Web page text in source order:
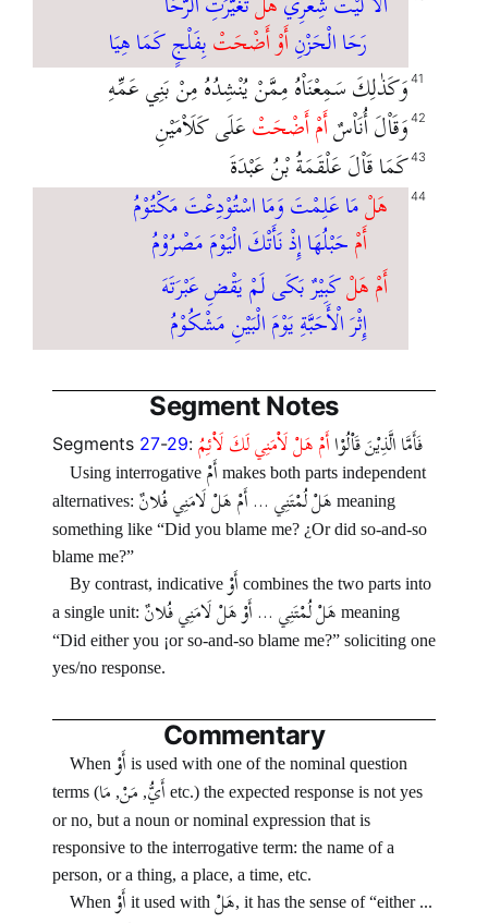
رَحَا الْحَزْنِأَوْ أَضْحَتْبِفَلْجٍ كَمَا هِيَا
وَكَذٰلِكَ سَمِعْنَاْهُ مِمَّنْ يُنْشِدُهُ مِنْ بَنِي عَمِّهِ 41
وَقَاْلَ أُنَاْسٌأَمْ أَضْحَتْعَلَى كَلَاْمَيْنِ 42
كَمَا قَاْلَ عَلْقَمَةُ بْنُ عَبْدَةَ43
هَلْمَا عَلِمْتَ وَمَا اسْتُوْدِعْتَ مَكْتُوْمُ
أَمْحَبْلُهَا إِذْ نَأَتْكَ الْيَوْمَ مَصْرُوْمُ
أَمْ هَلْكَبِيْرٌ بَكَى لَمْ يَقْضِ عَبْرَتَهَ
إِثْرَ الْأَحَبَّةِ يَوْمَ الْبَيْنِ مَشْكُوْمُ
44
Segment Notes
Segments 27-29: فَأَمَّا الَّذِيْنَ قَاْلُوْاأَمْ هَلْ لَاْمَنِي لَكَ لَاْئِمُ
Using interrogative أَمْ makes both parts independent
alternatives: هَلْ لُمْتَنِي ... أَمْ هَلْ لَامَنِي فُلانٌ meaning
something like “Did you blame me? ¿Or did so-and-so
blame me?”
By contrast, indicative أَوْ combines the two parts into
a single unit: هَلْ لُمْتَنِي ... أَوْ هَلْ لَامَنِي فُلانٌ meaning
“Did either you ¡or so-and-so blame me?” soliciting one
yes/no response.
Commentary
When أَوْ is used with one of the nominal question
terms (
أَيُّ, مَنْ, مَا
etc.) the expected response is not yes
or no, but a noun or nominal expression that is
responsive to the interrogative term: the name of a
person, or a thing, a place, a time, etc.
When أَوْ it used with هَلْ, it has the sense of “either ...